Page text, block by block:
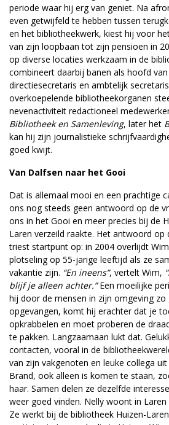
periode waar hij erg van geniet. Na
even getwijfeld te hebben tussen
en het bibliotheekwerk, kiest hij voor
van zijn loopbaan tot zijn pensioen in
op diverse locaties werkzaam in de
combineert daarbij banen als hoofd
directiesecretaris en ambtelijk
overkoepelende bibliotheekorganen
nevenactiviteit redactioneel
Bibliotheek en Samenleving, later het
kan hij zijn journalistieke
goed kwijt.
Van Dalfsen naar het Gooi
Dat is allemaal mooi en een prachtige
ons nog steeds geen antwoord op de
ons in het Gooi en meer precies bij de
Laren verzeild raakte. Het antwoord op
triest startpunt op: in 2004 overlijdt
plotseling op 55-jarige leeftijd als ze
vakantie zijn. “En ineens”, vertelt Wim,
blijf je alleen achter.”Een moeilijke
hij door de mensen in zijn omgeving
opgevangen, komt hij erachter dat je
opkrabbelen en moet proberen de
te pakken. Langzaamaan lukt dat.
contacten, vooral in de
van zijn vakgenoten en leuke collega
Brand, ook alleen is komen te staan,
haar. Samen delen ze dezelfde
weer goed vinden. Nelly woont in
Ze werkt bij de bibliotheek Huizen-